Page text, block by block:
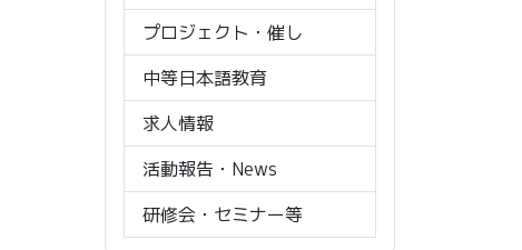
プロジェクト・催し
中等日本語教育
求人情報
活動報告・News
研修会・セミナー等